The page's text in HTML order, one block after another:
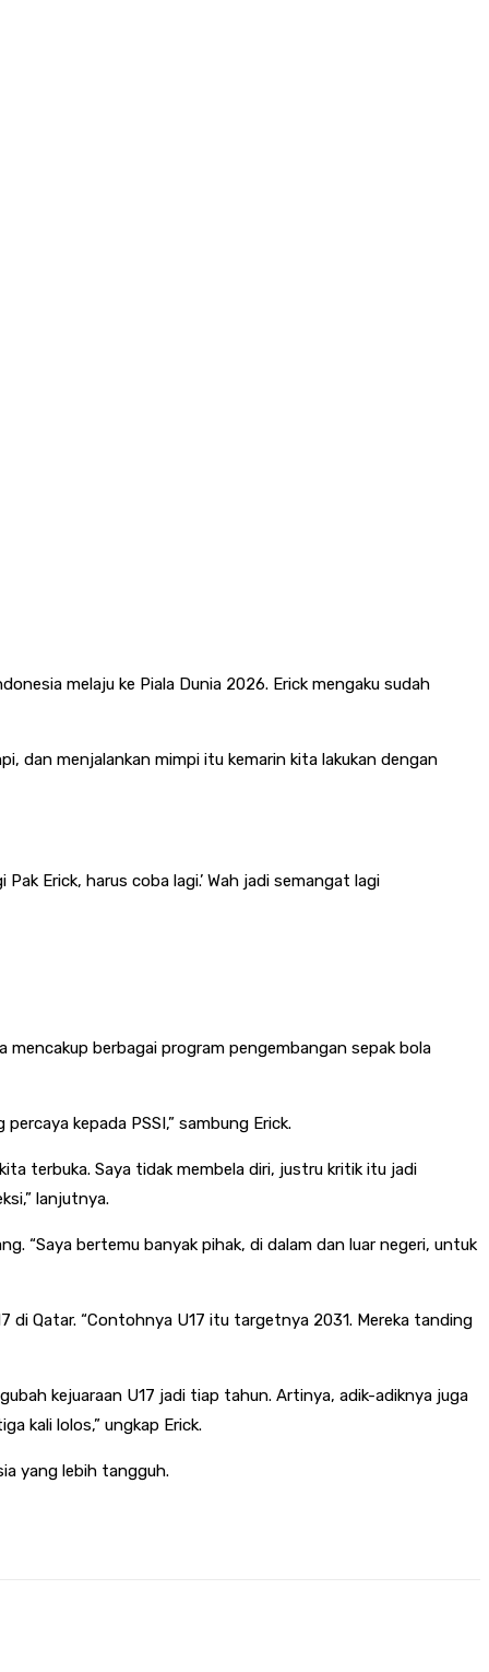
melaju ke Piala Dunia 2026. Erick mengaku sudah
dan menjalankan mimpi itu kemarin kita lakukan dengan
Erick, harus coba lagi.’ Wah jadi semangat lagi
mencakup berbagai program pengembangan sepak bola
kepada PSSI,” sambung Erick.
terbuka. Saya tidak membela diri, justru kritik itu jadi
lanjutnya.
“Saya bertemu banyak pihak, di dalam dan luar negeri, untuk
di Qatar. “Contohnya U17 itu targetnya 2031. Mereka tanding
kejuaraan U17 jadi tiap tahun. Artinya, adik-adiknya juga
kali lolos,” ungkap Erick.
yang lebih tangguh.